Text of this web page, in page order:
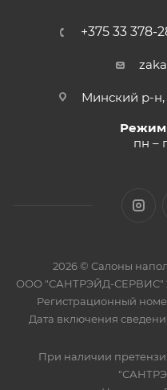
+375 33 378-
Минский р-н,
Режим
пн –
2026 © Салоны
ООО "САНТРЭЙД-СЕРВИС" 2
Регистрационный
Дата включения
При наличии